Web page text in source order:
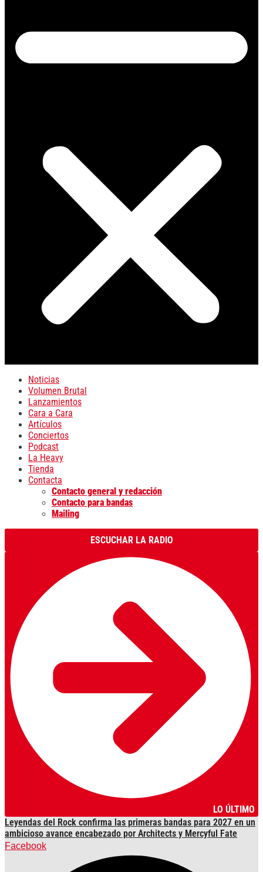
Noticias
Volumen Brutal
Lanzamientos
Cara a Cara
Artículos
Conciertos
Podcast
La Heavy
Tienda
Contacta
Contacto general y redacción
Contacto para bandas
Mailing
ESCUCHAR LA RADIO
LO ÚLTIMO
Leyendas del Rock confirma las primeras bandas para 2027 en un
ambicioso avance encabezado por Architects y Mercyful Fate
Facebook